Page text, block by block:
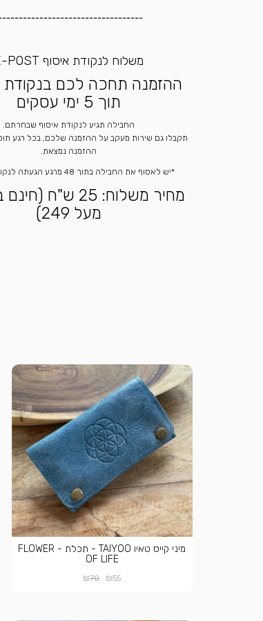
משלוח לנקודת איסוף E-POST
ההזמנה תחכה לכם בנקודת
תוך 5 ימי עסקים
החבילה תגיע לנקודת איסוף שבחרתם.
תקבלו גם שירות מעקב על ההזמנה שלכם, בכל רגע
ההזמנה נמצאת.
*יש לאסוף את החבילה בתוך 48 מרגע הגעתה לנקודת האיסוף
מחיר משלוח: 25
מעל 249)
מיני קייס טאיו TAIYOO - תכלת - FLOWER
OF LIFE
₪55
₪70